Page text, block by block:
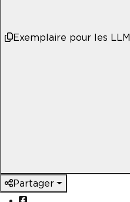
Exemplaire pour les LLM
Partager